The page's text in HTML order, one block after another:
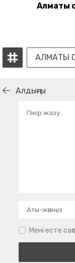
Алматы
АЛМАТЫ
Алдыңғы
Мені есте